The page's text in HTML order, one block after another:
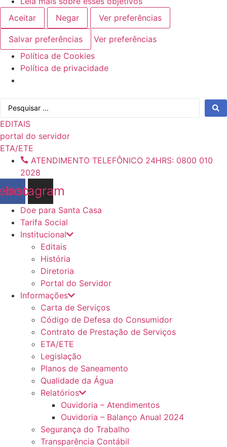
Aceitar
Negar Ver preferências
Salvar preferências
Ver preferências
Política de Cookies
Política de privacidade
para
o
conteúdo
Pesquisar
EDITAIS
portal do servidor
ETA/ETE
ATENDIMENTO TELEFÔNICO 24HRS: 0800 010
2028
Instagram
Doe para Santa Casa
Tarifa Social
Institucional
Editais
História
Diretoria
Portal do Servidor
Informações
Carta de Serviços
Código de Defesa do Consumidor
Contrato de Prestação de Serviços
ETA/ETE
Legislação
Planos de Saneamento
Qualidade da Água
Relatórios
Ouvidoria – Atendimentos
Ouvidoria – Balanço Anual 2024
Segurança do Trabalho
Transparência Contábil